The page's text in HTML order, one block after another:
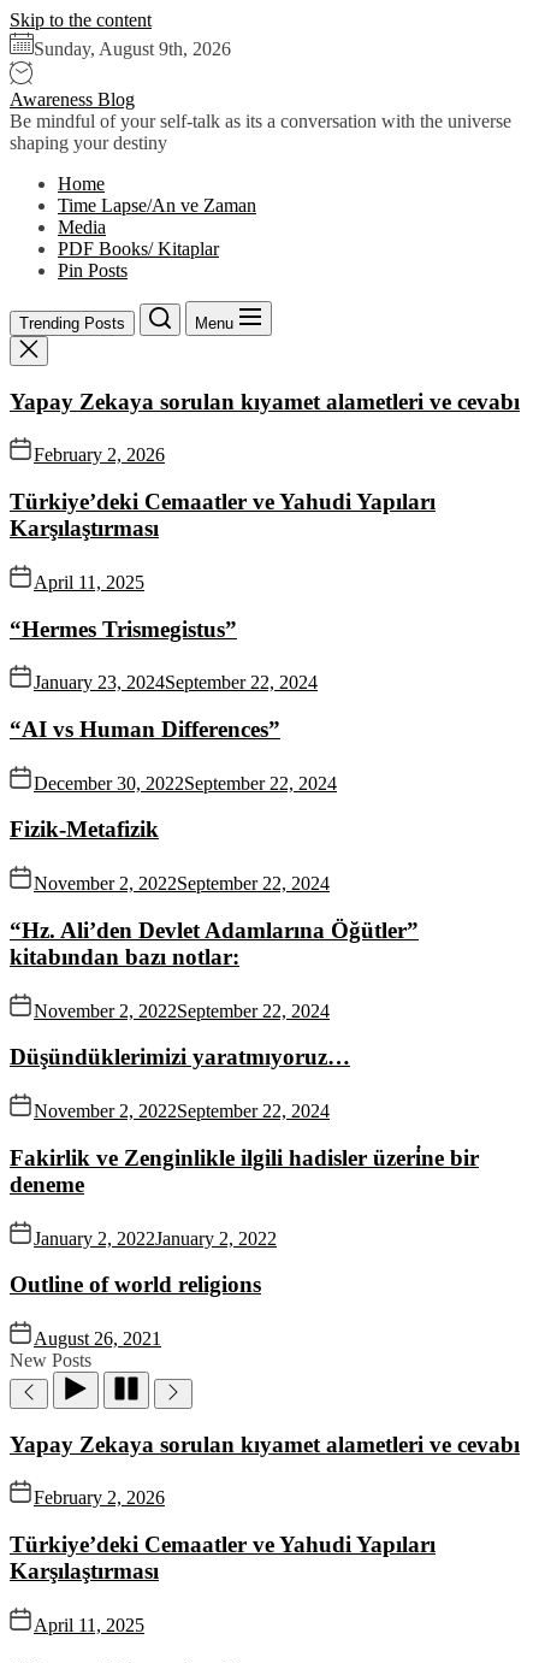
Skip to the content
Sunday, August 9th, 2026
Awareness Blog
Be mindful of your self-talk as its a conversation with the universe
shaping your destiny
Home
Time Lapse/An ve Zaman
Media
PDF Books/ Kitaplar
Pin Posts
Trending Posts Menu
Yapay Zekaya sorulan kıyamet alametleri ve cevabı
February 2, 2026
Türkiye’deki Cemaatler ve Yahudi Yapıları
Karşılaştırması
April 11, 2025
“Hermes Trismegistus”
January 23, 2024September 22, 2024
“AI vs Human Differences”
December 30, 2022September 22, 2024
Fizik-Metafizik
November 2, 2022September 22, 2024
“Hz. Ali’den Devlet Adamlarına Öğütler”
kitabından bazı notlar:
November 2, 2022September 22, 2024
Düşündüklerimizi yaratmıyoruz…
November 2, 2022September 22, 2024
Fakirlik ve Zenginlikle ilgili hadisler üzeri̇ne bir
deneme
January 2, 2022January 2, 2022
Outline of world religions
August 26, 2021
New Posts
Yapay Zekaya sorulan kıyamet alametleri ve cevabı
February 2, 2026
Türkiye’deki Cemaatler ve Yahudi Yapıları
Karşılaştırması
April 11, 2025